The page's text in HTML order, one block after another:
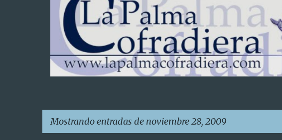
Mostrando entradas de noviembre 28, 2009